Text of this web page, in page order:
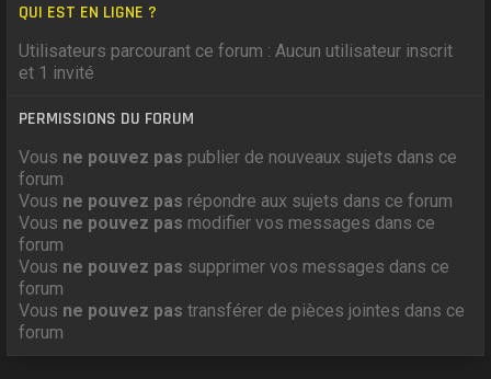
QUI EST EN LIGNE ?
Utilisateurs parcourant ce forum : Aucun utilisateur inscrit
et 1 invité
PERMISSIONS DU FORUM
Vous ne pouvez pas publier de nouveaux sujets dans ce
forum
Vous ne pouvez pas répondre aux sujets dans ce forum
Vous ne pouvez pas modifier vos messages dans ce
forum
Vous ne pouvez pas supprimer vos messages dans ce
forum
Vous ne pouvez pas transférer de pièces jointes dans ce
forum